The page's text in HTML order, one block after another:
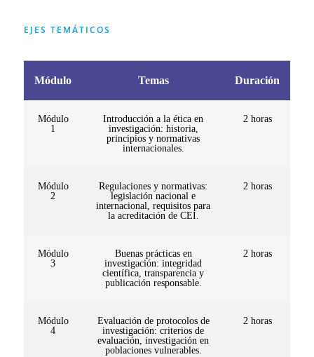
EJES TEMÁTICOS
Módulo Temas Duración
Módulo
1
Introducción a la ética en
investigación: historia,
principios y normativas
internacionales.
2 horas
Módulo
2
Regulaciones y normativas:
legislación nacional e
internacional, requisitos para
la acreditación de CEI.
2 horas
Módulo
3
Buenas prácticas en
investigación: integridad
científica, transparencia y
publicación responsable.
2 horas
Módulo
4
Evaluación de protocolos de
investigación: criterios de
evaluación, investigación en
poblaciones vulnerables.
2 horas